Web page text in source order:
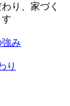
り、家づく
み
り